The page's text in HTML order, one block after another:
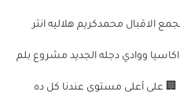
الاقبال محمدكريم هلاليه انتر
ووادي دجله الجديد مشروع بلم
على أعلى مستوى عندنا كل ده